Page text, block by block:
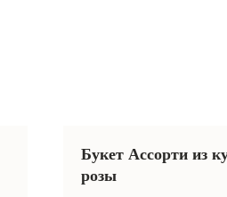
Букет Ассорти из
розы